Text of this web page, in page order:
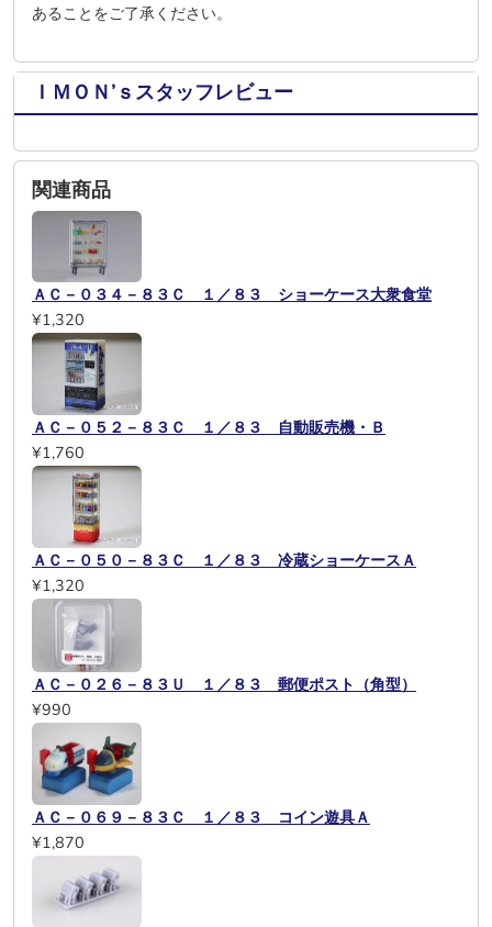
あることをご了承ください。
ＩＭＯＮ’ｓスタッフレビュー
関連商品
ＡＣ－０３４－８３Ｃ １／８３ ショーケース大衆食堂
¥1,320
ＡＣ－０５２－８３Ｃ １／８３ 自動販売機・Ｂ
¥1,760
ＡＣ－０５０－８３Ｃ １／８３ 冷蔵ショーケースＡ
¥1,320
ＡＣ－０２６－８３Ｕ １／８３ 郵便ポスト（角型）
¥990
ＡＣ－０６９－８３Ｃ １／８３ コイン遊具Ａ
¥1,870